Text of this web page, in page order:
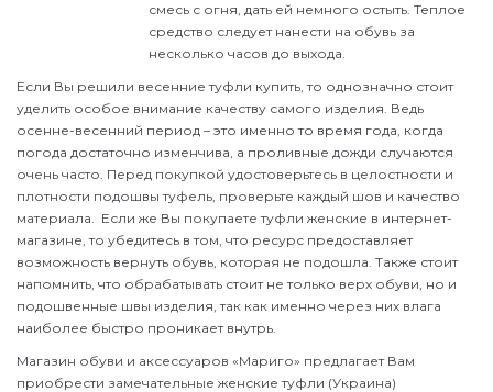
смесь с огня, дать ей немного остыть. Теплое
средство следует нанести на обувь за
несколько часов до выхода.
Если Вы решили весенние туфли купить, то однозначно стоит
уделить особое внимание качеству самого изделия. Ведь
осенне-весенний период – это именно то время года, когда
погода достаточно изменчива, а проливные дожди случаются
очень часто. Перед покупкой удостоверьтесь в целостности и
плотности подошвы туфель, проверьте каждый шов и качество
материала. Если же Вы покупаете туфли женские в интернет-
магазине, то убедитесь в том, что ресурс предоставляет
возможность вернуть обувь, которая не подошла. Также стоит
напомнить, что обрабатывать стоит не только верх обуви, но и
подошвенные швы изделия, так как именно через них влага
наиболее быстро проникает внутрь.
Магазин обуви и аксессуаров «Мариго» предлагает Вам
приобрести замечательные женские туфли (Украина)